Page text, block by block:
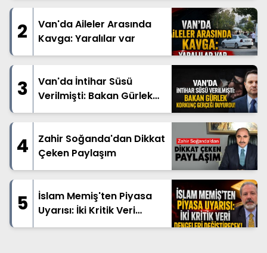
2
Van'da Aileler Arasında
Kavga: Yaralılar var
3
Van'da İntihar Süsü
Verilmişti: Bakan Gürlek
Korkunç Gerçeği Duyurdu!
4
Zahir Soğanda'dan Dikkat
Çeken Paylaşım
5
İslam Memiş'ten Piyasa
Uyarısı: İki Kritik Veri
Dengeleri Değiştirecek!